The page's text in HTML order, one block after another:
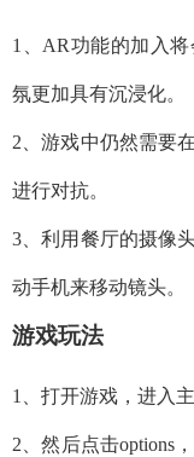
1、AR功能的加入
氛更加具有沉浸化。
2、游戏中仍然需要
进行对抗。
3、利用餐厅的摄像
动手机来移动镜头。
游戏玩法
1、打开游戏，进入
2、然后点击options